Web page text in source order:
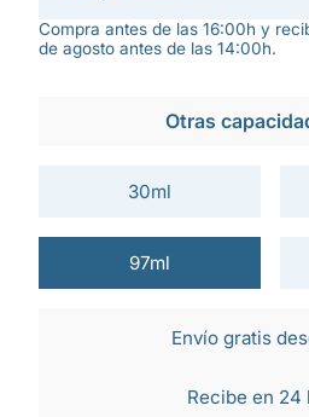
Compra antes de las 16:00h y
de agosto antes de las 14:00h.
Otras
30ml
97ml
Envío gratis
Recibe en 24